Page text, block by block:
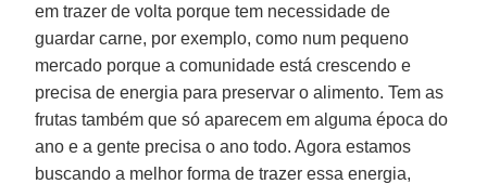
em trazer de volta porque tem necessidade de
guardar carne, por exemplo, como num pequeno
mercado porque a comunidade está crescendo e
precisa de energia para preservar o alimento. Tem as
frutas também que só aparecem em alguma época do
ano e a gente precisa o ano todo. Agora estamos
buscando a melhor forma de trazer essa energia,